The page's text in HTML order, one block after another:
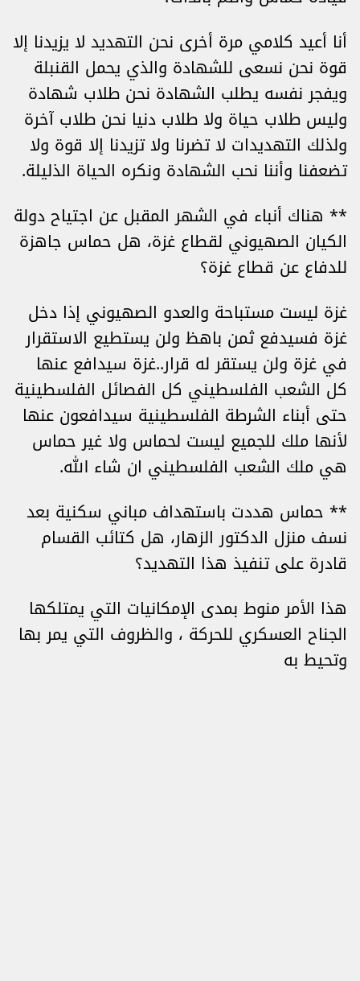
أنا أعيد كلامي مرة أخرى نحن التهديد لا يزيدنا إلا
قوة نحن نسعى للشهادة والذي يحمل القنبلة
ويفجر نفسه يطلب الشهادة نحن طلاب شهادة
وليس طلاب حياة ولا طلاب دنيا نحن طلاب آخرة
ولذلك التهديدات لا تضرنا ولا تزيدنا إلا قوة ولا
تضعفنا وأننا نحب الشهادة ونكره الحياة الذليلة.
** هناك أنباء في الشهر المقبل عن اجتياح دولة
الكيان الصهيوني لقطاع غزة، هل حماس جاهزة
للدفاع عن قطاع غزة؟
غزة ليست مستباحة والعدو الصهيوني إذا دخل
غزة فسيدفع ثمن باهظ ولن يستطيع الاستقرار
في غزة ولن يستقر له قرار..غزة سيدافع عنها
كل الشعب الفلسطيني كل الفصائل الفلسطينية
حتى أبناء الشرطة الفلسطينية سيدافعون عنها
لأنها ملك للجميع ليست لحماس ولا غير حماس
هي ملك الشعب الفلسطيني ان شاء الله.
** حماس هددت باستهداف مباني سكنية بعد
نسف منزل الدكتور الزهار، هل كتائب القسام
قادرة على تنفيذ هذا التهديد؟
هذا الأمر منوط بمدى الإمكانيات التي يمتلكها
الجناح العسكري للحركة ، والظروف التي يمر بها
وتحيط به